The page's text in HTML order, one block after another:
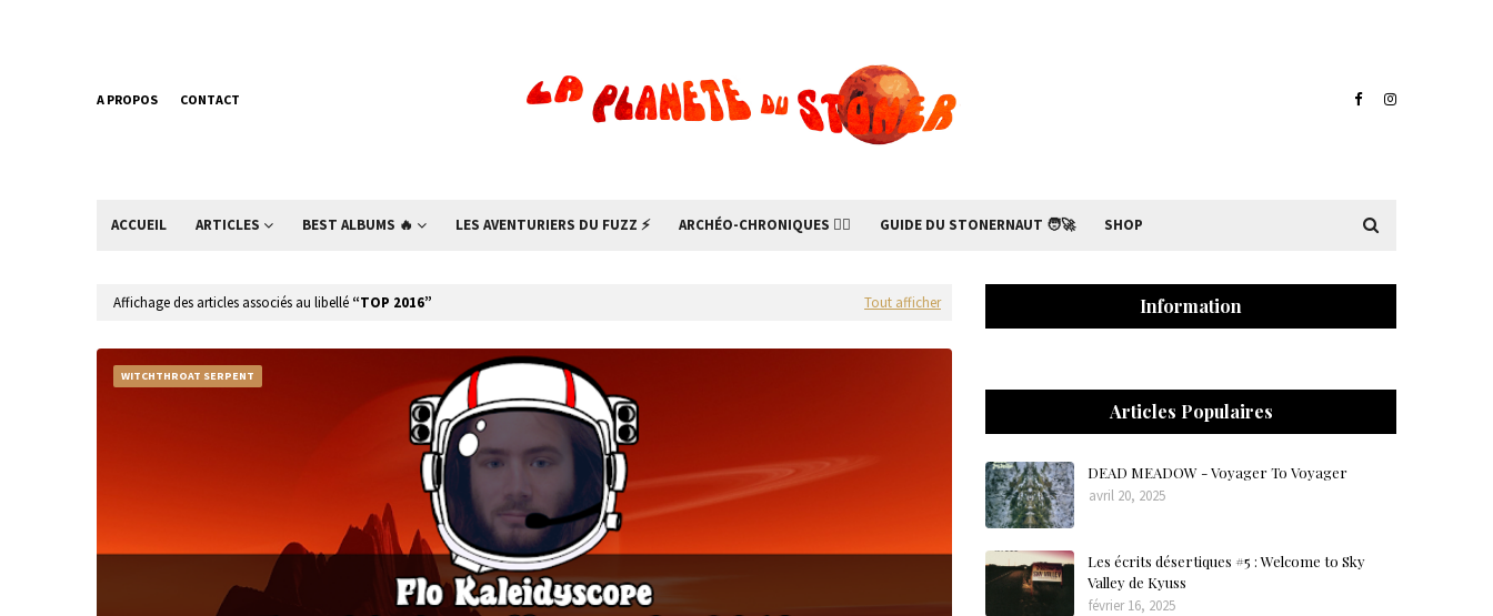
A PROPOS CONTACT
ACCUEIL ARTICLES BEST ALBUMS 🔥 LES AVENTURIERS DU FUZZ ⚡ ARCHÉO-CHRONIQUES 🧙‍♂ GUIDE DU STONERNAUT 🧑‍🚀 SHOP
Affichage des articles associés au libellé TOP 2016 Tout afficher
WITCHTHROAT SERPENT
Information
Articles Populaires
DEAD MEADOW - Voyager To Voyager
avril 20, 2025
Les écrits désertiques #5 : Welcome to Sky
Valley de Kyuss
février 16, 2025